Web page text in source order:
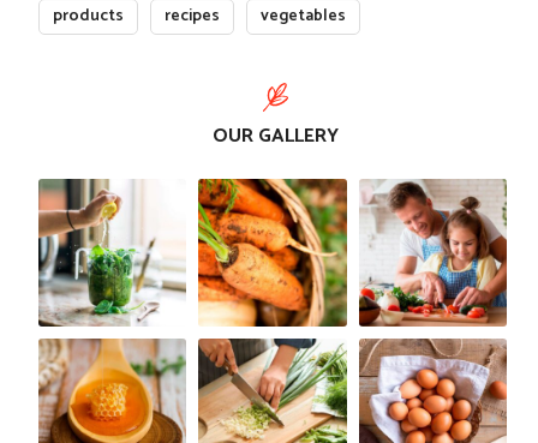
products
recipes vegetables
OUR GALLERY